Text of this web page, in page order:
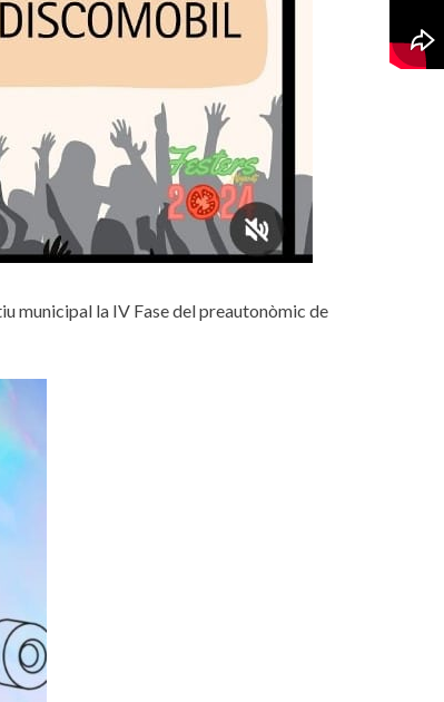
municipal la IV Fase del preautonòmic de